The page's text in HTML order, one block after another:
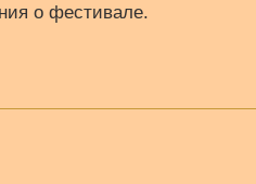
о фестивале.